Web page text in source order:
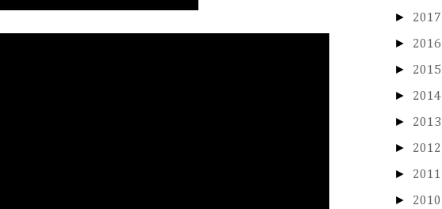
► 2017
► 2016
► 2015
► 2014
► 2013
► 2012
► 2011
► 2010